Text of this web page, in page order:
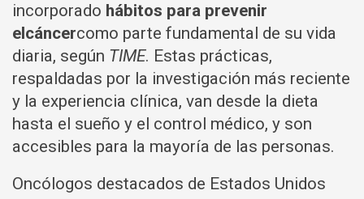
incorporado hábitos para prevenir
elcáncercomo parte fundamental de su vida
diaria, según TIME. Estas prácticas,
respaldadas por la investigación más reciente
y la experiencia clínica, van desde la dieta
hasta el sueño y el control médico, y son
accesibles para la mayoría de las personas.
Oncólogos destacados de Estados Unidos